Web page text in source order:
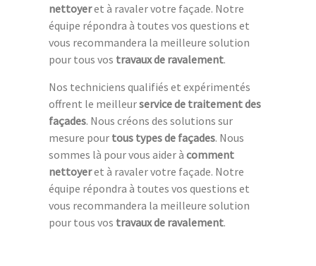
nettoyeret à ravaler votre façade. Notre
équipe répondra à toutes vos questions et
vous recommandera la meilleure solution
pour tous vos travaux de ravalement.
Nos techniciens qualifiés et expérimentés
offrent le meilleurservice de traitement des
façades. Nous créons des solutions sur
mesure pour tous types de façades. Nous
sommes là pour vous aider à comment
nettoyeret à ravaler votre façade. Notre
équipe répondra à toutes vos questions et
vous recommandera la meilleure solution
pour tous vos travaux de ravalement.